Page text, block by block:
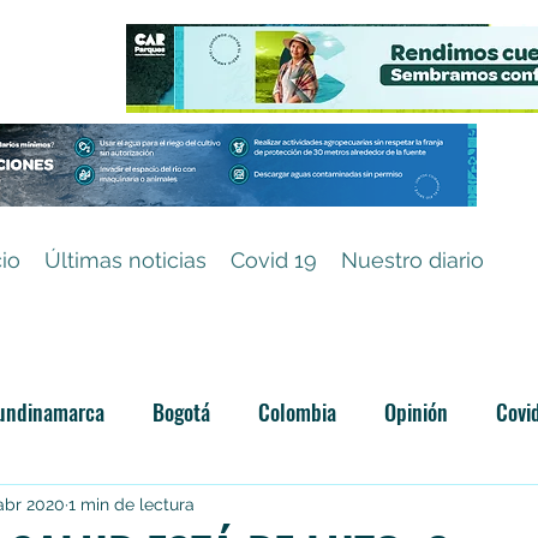
Últimas noticias Covid 19 Nuestro diario
Bogotá Colombia Opinión
sin título
2020 1 min de lectura